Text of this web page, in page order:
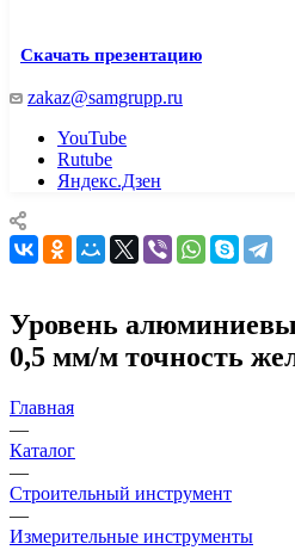
Скачать презентацию
zakaz@samgrupp.ru
YouTube
Rutube
Яндекс.Дзен
Уровень
0,5 мм/м точность
Главная
—
Каталог
—
Строительный инструмент
—
Измерительные инструменты